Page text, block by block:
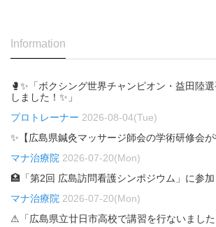
Information
🥊✨「ボクシング世界チャンピオン・益田陸
しました！✨」
プロトレーナー 2026-08-04(Tue)
✨【広島県鍼灸マッサージ師会の学術研修会が
マナ治療院 2026-07-20(Mon)
🏥「第2回 広島訪問看護シンポジウム」に参加
マナ治療院 2026-07-20(Mon)
⚠「広島県立廿日市高校で講習を行ないました